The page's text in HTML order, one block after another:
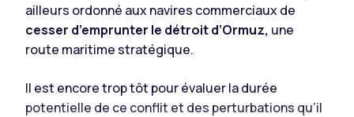
ailleurs ordonné aux navires commerciaux de
cesser d’emprunter le détroit d’Ormuz, une
route maritime stratégique.
Il est encore trop tôt pour évaluer la durée
potentielle de ce conflit et des perturbations qu’il